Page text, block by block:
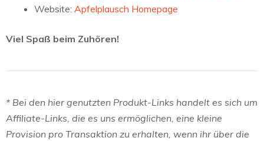
Website: Apfelplausch Homepage
Viel Spaß beim Zuhören!
* Bei den hier genutzten Produkt-Links handelt es sich um
Affiliate-Links, die es uns ermöglichen, eine kleine
Provision pro Transaktion zu erhalten, wenn ihr über die